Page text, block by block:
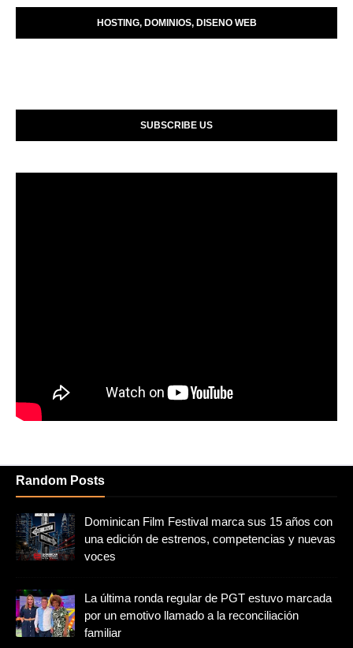
HOSTING, DOMINIOS, DISENO WEB
SUBSCRIBE US
Random Posts
Dominican Film Festival marca sus 15 años con
una edición de estrenos, competencias y nuevas
voces
La última ronda regular de PGT estuvo marcada
por un emotivo llamado a la reconciliación
familiar